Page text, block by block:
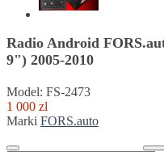
Radio Android
9") 2005-2010
Model: FS-2473
1 000 zl
Marki FORS.auto